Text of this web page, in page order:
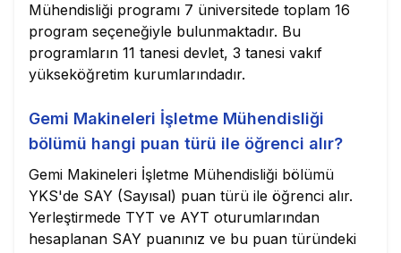
Mühendisliği programı 7 üniversitede toplam 16
program seçeneğiyle bulunmaktadır. Bu
programların 11 tanesi devlet, 3 tanesi vakıf
yükseköğretim kurumlarındadır.
Gemi Makineleri İşletme Mühendisliği
bölümü hangi puan türü ile öğrenci alır?
Gemi Makineleri İşletme Mühendisliği bölümü
YKS'de SAY (Sayısal) puan türü ile öğrenci alır.
Yerleştirmede TYT ve AYT oturumlarından
hesaplanan SAY puanınız ve bu puan türündeki